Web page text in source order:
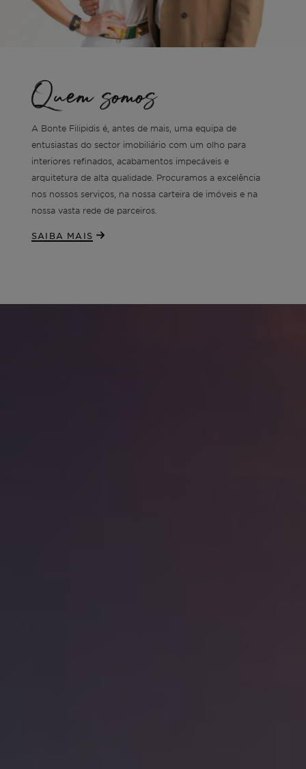
Quem somos
A Bonte Filipidis é, antes de mais, uma equipa de
entusiastas do sector imobiliário com um olho para
interiores refinados, acabamentos impecáveis e
arquitetura de alta qualidade. Procuramos a excelência
nos nossos serviços, na nossa carteira de imóveis e na
nossa vasta rede de parceiros.
SAIBA MAIS